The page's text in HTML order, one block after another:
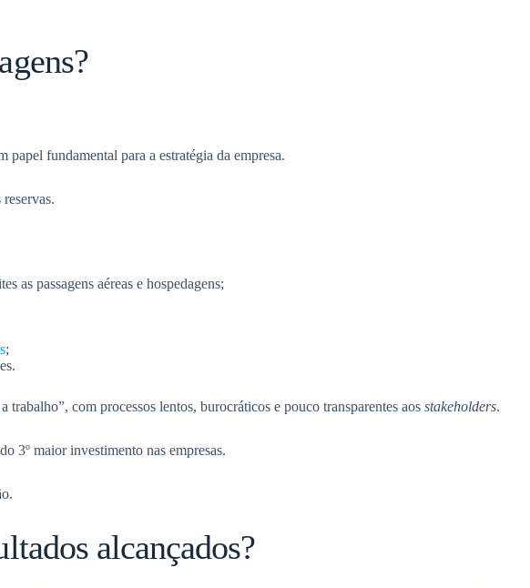
fundamental para a estratégia da empresa.
as passagens aéreas e hospedagens;
;
com processos lentos, burocráticos e pouco transparentes aos stakeholders.
3º maior investimento nas empresas.
alcançados?